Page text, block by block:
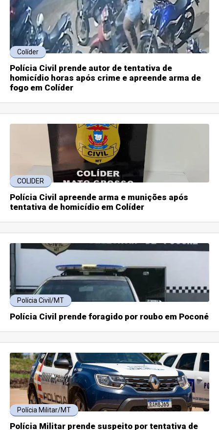
Colíder
Polícia Civil prende autor de tentativa de
homicídio horas após crime e apreende arma de
fogo em Colíder
COLIDER
Polícia Civil apreende arma e munições após
tentativa de homicídio em Colíder
Polícia Civil/MT
Polícia Civil prende foragido por roubo em Poconé
Polícia Militar/MT
Polícia Militar prende suspeito por tentativa de